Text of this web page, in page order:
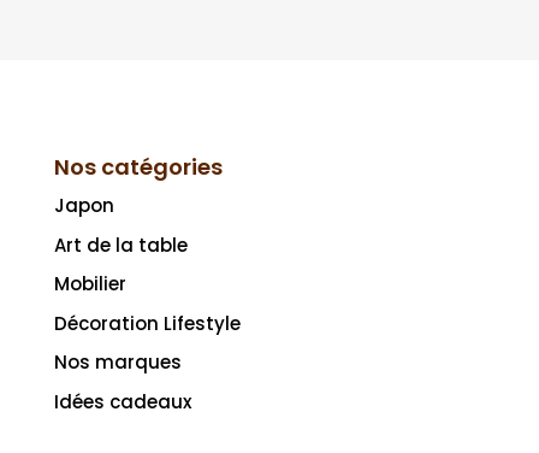
Nos catégories
Japon
Art de la table
Mobilier
Décoration Lifestyle
Nos marques
Idées cadeaux